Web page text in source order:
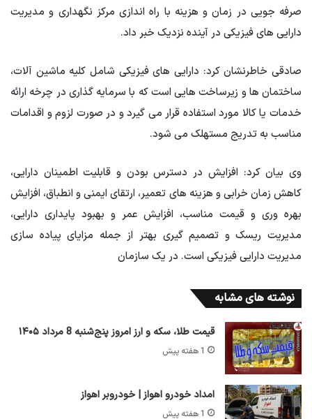
صرفه جویی در زمان و هزینه با راه اندازی مرکز نگهداری و مدیریت
دارایی های فیزیکی در آینده نزدیک خبر داد.
صادقی خاطرنشان کرد: دارایی های فیزیکی شامل کلیه ماشین آلات،
ساختمان ها و زیرساخت هایی است که با سرمایه گذاری در چرخه ارائه
خدمات یا کالا مورد استفاده قرار می گیرد و در صورت لزوم و اقدامات
مناسب به تدریج مستهلک می شود.
وی بیان کرد: افزایش در دسترس بودن و قابلیت اطمینان دارایی،
کاهش زمان خرابی و هزینه های تعمیر، ارتقای ایمنی و انطباق، افزایش
بهره وری و قیمت مناسب، افزایش عمر و بهبود پایداری دارایی،
مدیریت ریسک و تصمیم گیری بهتر از جمله مزایای پیاده سازی
مدیریت دارایی فیزیکی است. در یک سازمان
نوشته های مشابه
قیمت طلا، سکه و ارز امروز پنج‌شنبه 8 مرداد ۱۴۰۵
1 هفته پیش
امداد خودرو اهواز | خودروبر اهواز
1 هفته پیش